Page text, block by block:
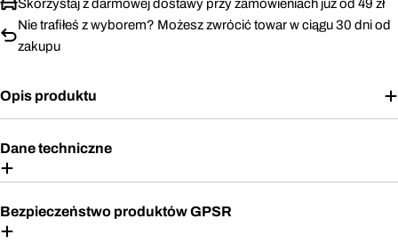
Skorzystaj z darmowej dostawy przy zamówieniach już od 49 zł
Nie trafiłeś z wyborem? Możesz zwrócić towar w ciągu 30 dni od
zakupu
Opis produktu
Dane techniczne
Bezpieczeństwo produktów GPSR